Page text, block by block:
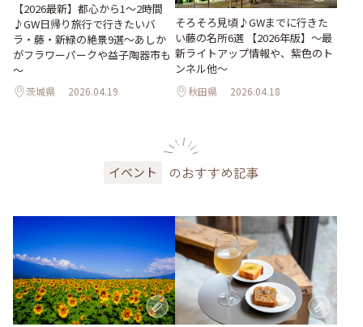
【2026最新】都心から1～2時間
♪GW日帰り旅行で行きたいバ
ラ・藤・新緑の絶景9選～あしか
がフラワーパークや益子陶器市も
～
茨城県 2026.04.19
そろそろ見頃♪GWまでに行きた
い藤の名所6選 【2026年版】～最
新ライトアップ情報や、紫色のト
ンネル他～
秋田県 2026.04.18
イベント のおすすめ記事